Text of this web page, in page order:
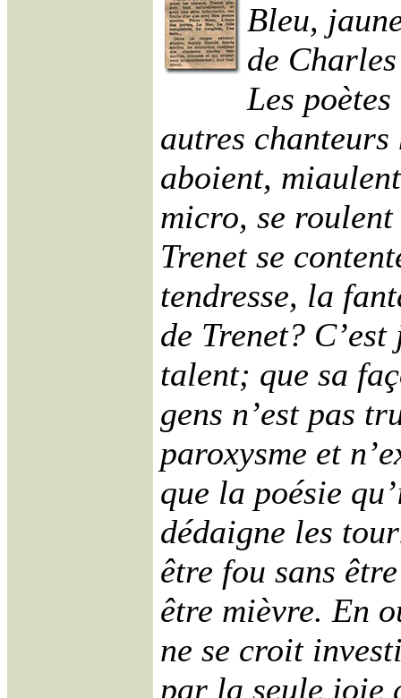
Bleu,
de
Les
autres
aboient,
micro, se
Trenet se
tendresse, la
de Trenet?
talent; que sa
gens n’est pas
paroxysme et
que la poésie
dédaigne les
être fou sans
être mièvre. En
ne se croit
par la seule joie